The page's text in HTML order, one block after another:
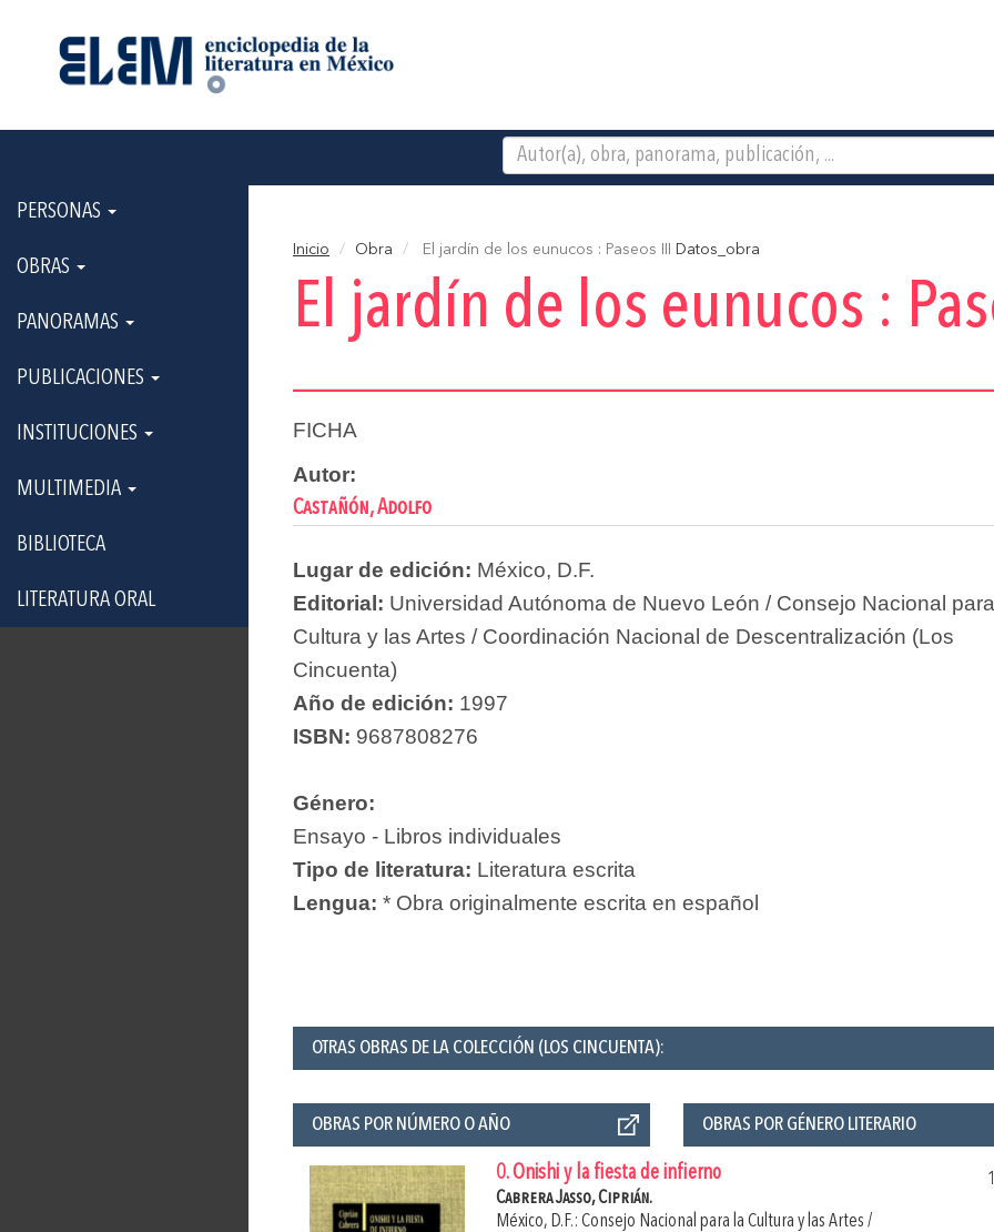
PERSONAS
OBRAS
PANORAMAS
PUBLICACIONES
INSTITUCIONES
MULTIMEDIA
BIBLIOTECA
LITERATURA ORAL
Inicio Obra El jardín de los eunucos : Paseos III Datos_obra
El jardín de los eunucos :
FICHA
Autor:
Castañón, Adolfo
Lugar de edición: México, D.F.
Editorial: Universidad Autónoma de Nuevo León / Consejo Nacional
Cultura y las Artes / Coordinación Nacional de Descentralización (Los
Cincuenta)
Año de edición: 1997
ISBN: 9687808276
Género:
Ensayo - Libros individuales
Tipo de literatura: Literatura escrita
Lengua: * Obra originalmente escrita en español
OTRAS OBRAS DE LA COLECCIÓN (LOS CINCUENTA):
OBRAS POR NÚMERO O AÑO OBRAS POR GÉNERO LITERARIO
0. Onishi y la fiesta de infierno
Cabrera Jasso, Ciprián.
México, D.F.: Consejo Nacional para la Cultura y las Artes /